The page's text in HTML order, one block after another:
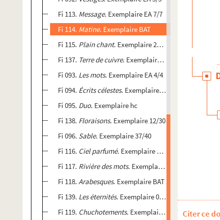
Fi 113. Message. Exemplaire EA 7/7
Fi 114. Matine. Exemplaire BAT
Fi 115. Plain chant. Exemplaire 27/30
Fi 137. Terre de cuivre. Exemplaire BAT
Fi 093. Les mots. Exemplaire EA 4/4
Fi 094. Écrits célestes. Exemplaire 13/45
Fi 095. Duo. Exemplaire hc
Fi 138. Floraisons. Exemplaire 12/30
Fi 096. Sable. Exemplaire 37/40
Fi 116. Ciel parfumé. Exemplaire 19/40
Fi 117. Rivière des mots. Exemplaire 35/40
Fi 118. Arabesques. Exemplaire BAT
Fi 139. Les éternités. Exemplaire 09/30
Fi 119. Chuchotements. Exemplaire BAT Citer ce